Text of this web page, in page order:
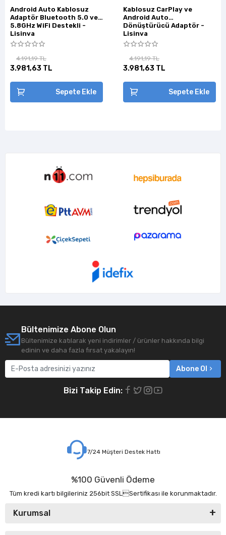
Android Auto Kablosuz
Adaptör Bluetooth 5.0 ve
5.8GHz WiFi Destekli -
Lisinya
4.191,19 TL
3.981,63 TL
Sepete Ekle
Kablosuz CarPlay ve
Android Auto
Dönüştürücü Adaptör -
Lisinya
4.191,19 TL
3.981,63 TL
Sepete Ekle
Bültenimize Abone Olun
Bültenimize katılarak yeni indirimler / ürünler hakkında bilgi
edinin ve daha fazla fırsat yakalayın!
Abone Ol
Bizi Takip Edin:
7/24 Müşteri Destek Hattı
%100 Güvenli Ödeme
Tüm kredi kartı bilgileriniz 256bit SSLSertifikası ile korunmaktadır.
Kurumsal